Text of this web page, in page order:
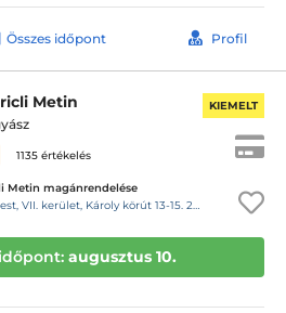
Összes időpont Profil
Metin
1135 értékelés
Metin magánrendelése
VII. kerület, Károly körút 13-15. 2.em.12.
KIEMELT
augusztus 10.